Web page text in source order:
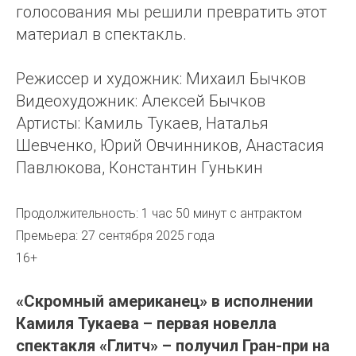
голосования мы решили превратить этот
материал в спектакль.
Режиссер и художник: Михаил Бычков
Видеохудожник: Алексей Бычков
Артисты: Камиль Тукаев, Наталья
Шевченко, Юрий Овчинников, Анастасия
Павлюкова, Константин Гунькин
Продолжительность: 1 час 50 минут с антрактом
Премьера: 27 сентября 2025 года
16+
«Скромный американец» в исполнении
Камиля Тукаева – первая новелла
спектакля «Глитч» – получил Гран-при на